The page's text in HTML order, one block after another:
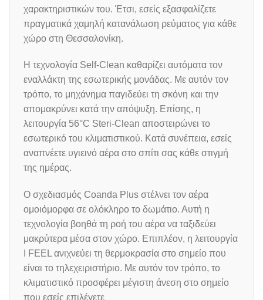
χαρακτηριστικών του. Έτσι, εσείς εξασφαλίζετε
πραγματικά χαμηλή κατανάλωση ρεύματος για κάθε
χώρο στη Θεσσαλονίκη.
Η τεχνολογία Self-Clean καθαρίζει αυτόματα τον
εναλλάκτη της εσωτερικής μονάδας. Με αυτόν τον
τρόπο, το μηχάνημα παγιδεύει τη σκόνη και την
απομακρύνει κατά την απόψυξη. Επίσης, η
λειτουργία 56°C Steri-Clean αποστειρώνει το
εσωτερικό του κλιματιστικού. Κατά συνέπεια, εσείς
αναπνέετε υγιεινό αέρα στο σπίτι σας κάθε στιγμή
της ημέρας.
Ο σχεδιασμός Coanda Plus στέλνει τον αέρα
ομοιόμορφα σε ολόκληρο το δωμάτιο. Αυτή η
τεχνολογία βοηθά τη ροή του αέρα να ταξιδεύει
μακρύτερα μέσα στον χώρο. Επιπλέον, η λειτουργία
I FEEL ανιχνεύει τη θερμοκρασία στο σημείο που
είναι το τηλεχειριστήριο. Με αυτόν τον τρόπο, το
κλιματιστικό προσφέρει μέγιστη άνεση στο σημείο
που εσείς επιλέγετε